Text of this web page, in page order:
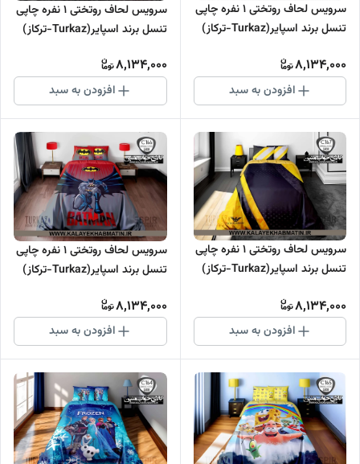
سرویس لحاف روتختی 1 نفره چاپی
تنسل برند اسپایر(Turkaz-ترکاز)
8,134,000
افزودن به سبد
سرویس لحاف روتختی 1 نفره چاپی
تنسل برند اسپایر(Turkaz-ترکاز)
8,134,000
افزودن به سبد
سرویس لحاف روتختی 1 نفره چاپی
تنسل برند اسپایر(Turkaz-ترکاز)
8,134,000
افزودن به سبد
سرویس لحاف روتختی 1 نفره چاپی
تنسل برند اسپایر(Turkaz-ترکاز)
8,134,000
افزودن به سبد